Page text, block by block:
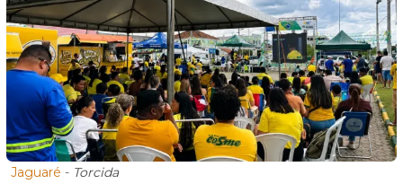
Jaguaré - Torcida